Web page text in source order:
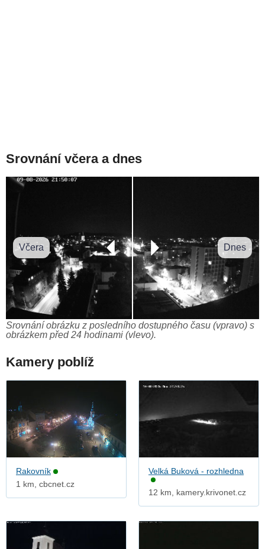
Srovnání včera a dnes
Včera Dnes
Srovnání obrázku z posledního dostupného času (vpravo) s
obrázkem před 24 hodinami (vlevo).
Kamery poblíž
Rakovník
1 km, cbcnet.cz
Velká Buková - rozhledna
12 km, kamery.krivonet.cz